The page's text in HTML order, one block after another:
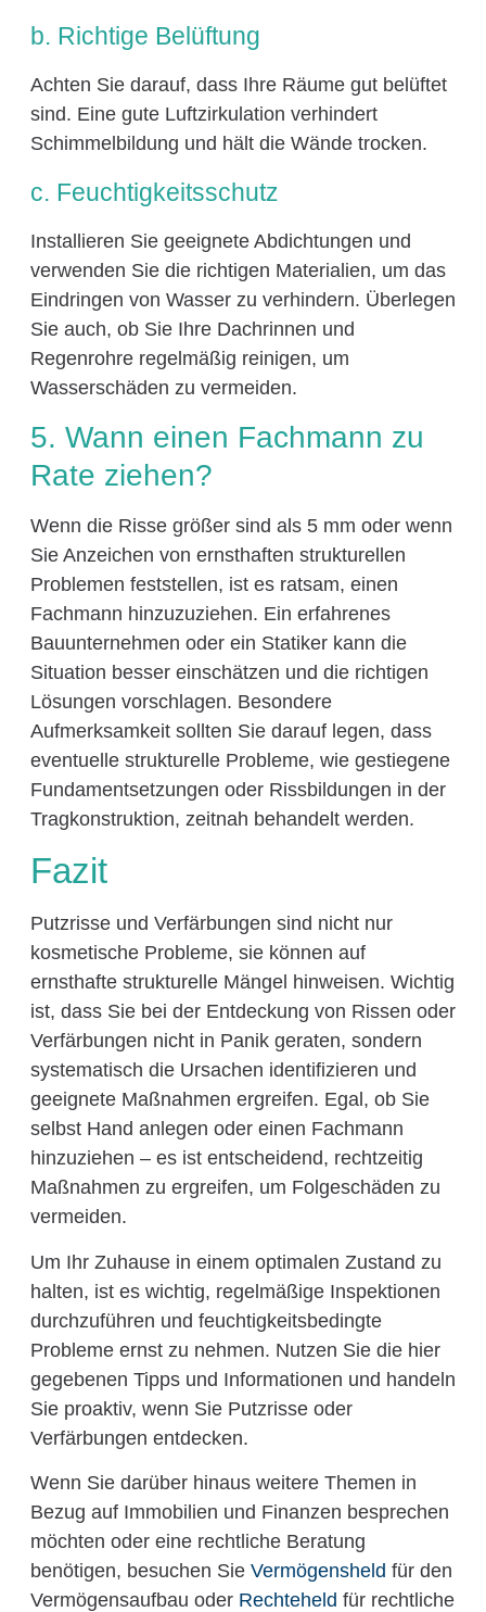
b. Richtige Belüftung
Achten Sie darauf, dass Ihre Räume gut belüftet
sind. Eine gute Luftzirkulation verhindert
Schimmelbildung und hält die Wände trocken.
c. Feuchtigkeitsschutz
Installieren Sie geeignete Abdichtungen und
verwenden Sie die richtigen Materialien, um das
Eindringen von Wasser zu verhindern. Überlegen
Sie auch, ob Sie Ihre Dachrinnen und
Regenrohre regelmäßig reinigen, um
Wasserschäden zu vermeiden.
5. Wann einen Fachmann zu
Rate ziehen?
Wenn die Risse größer sind als 5 mm oder wenn
Sie Anzeichen von ernsthaften strukturellen
Problemen feststellen, ist es ratsam, einen
Fachmann hinzuzuziehen. Ein erfahrenes
Bauunternehmen oder ein Statiker kann die
Situation besser einschätzen und die richtigen
Lösungen vorschlagen. Besondere
Aufmerksamkeit sollten Sie darauf legen, dass
eventuelle strukturelle Probleme, wie gestiegene
Fundamentsetzungen oder Rissbildungen in der
Tragkonstruktion, zeitnah behandelt werden.
Fazit
Putzrisse und Verfärbungen sind nicht nur
kosmetische Probleme, sie können auf
ernsthafte strukturelle Mängel hinweisen. Wichtig
ist, dass Sie bei der Entdeckung von Rissen oder
Verfärbungen nicht in Panik geraten, sondern
systematisch die Ursachen identifizieren und
geeignete Maßnahmen ergreifen. Egal, ob Sie
selbst Hand anlegen oder einen Fachmann
hinzuziehen – es ist entscheidend, rechtzeitig
Maßnahmen zu ergreifen, um Folgeschäden zu
vermeiden.
Um Ihr Zuhause in einem optimalen Zustand zu
halten, ist es wichtig, regelmäßige Inspektionen
durchzuführen und feuchtigkeitsbedingte
Probleme ernst zu nehmen. Nutzen Sie die hier
gegebenen Tipps und Informationen und handeln
Sie proaktiv, wenn Sie Putzrisse oder
Verfärbungen entdecken.
Wenn Sie darüber hinaus weitere Themen in
Bezug auf Immobilien und Finanzen besprechen
möchten oder eine rechtliche Beratung
benötigen, besuchen Sie Vermögensheld für den
Vermögensaufbau oder Rechteheld für rechtliche